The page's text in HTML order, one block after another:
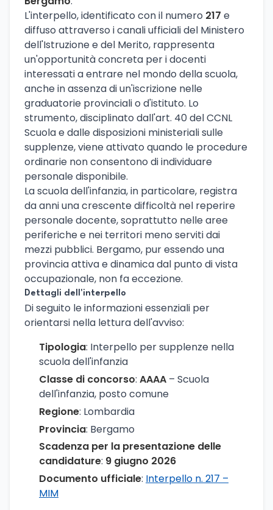
L'interpello, identificato con il numero 217 e
diffuso attraverso i canali ufficiali del Ministero
dell'Istruzione e del Merito, rappresenta
un'opportunità concreta per i docenti
interessati a entrare nel mondo della scuola,
anche in assenza di un'iscrizione nelle
graduatorie provinciali o d'istituto. Lo
strumento, disciplinato dall'art. 40 del CCNL
Scuola e dalle disposizioni ministeriali sulle
supplenze, viene attivato quando le procedure
ordinarie non consentono di individuare
personale disponibile.
La scuola dell'infanzia, in particolare, registra
da anni una crescente difficoltà nel reperire
personale docente, soprattutto nelle aree
periferiche e nei territori meno serviti dai
mezzi pubblici. Bergamo, pur essendo una
provincia attiva e dinamica dal punto di vista
occupazionale, non fa eccezione.
Dettagli dell'interpello
Di seguito le informazioni essenziali per
orientarsi nella lettura dell'avviso:
Tipologia: Interpello per supplenze nella
scuola dell'infanzia
Classe di concorso: AAAA – Scuola
dell'infanzia, posto comune
Regione: Lombardia
Provincia: Bergamo
Scadenza per la presentazione delle
candidature: 9 giugno 2026
Documento ufficiale: Interpello n. 217 –
MIM